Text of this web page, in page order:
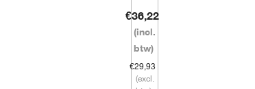
€36,22
(incl.
btw)
€29,93
(excl.